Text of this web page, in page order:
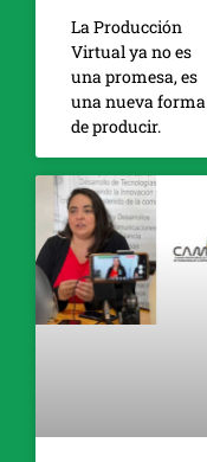
La Producción
Virtual ya no es
una promesa, es
una nueva forma
de producir.